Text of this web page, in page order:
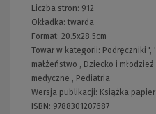
Liczba stron: 912
Okładka:twarda
Format: 20.5x28.5cm
Towar w kategorii: Podręczniki ', '
małżeństwo , Dziecko i młodzież
medyczne , Pediatria
Wersja publikacji: Książka papier
ISBN: 9788301207687